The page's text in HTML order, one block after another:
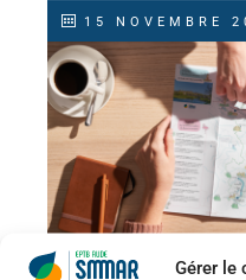
Gérer le
15 NOVEMBRE